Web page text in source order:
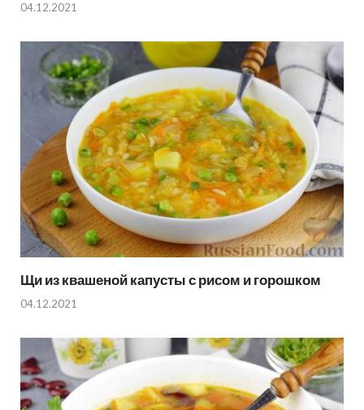
04.12.2021
Щи из квашеной капусты с рисом и горошком
04.12.2021